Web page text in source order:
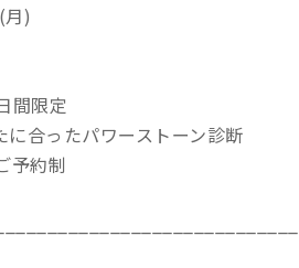
)
間限定
合ったパワーストーン診断
予約制